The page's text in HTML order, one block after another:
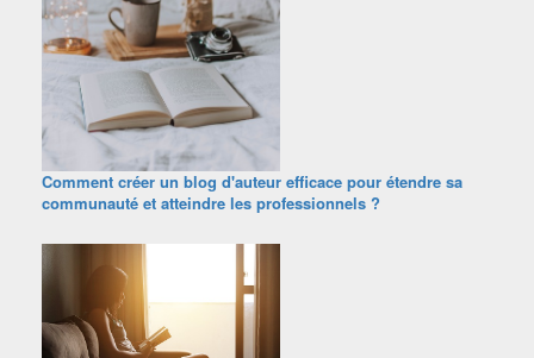
Comment créer un blog d'auteur efficace pour étendre sa
communauté et atteindre les professionnels ?